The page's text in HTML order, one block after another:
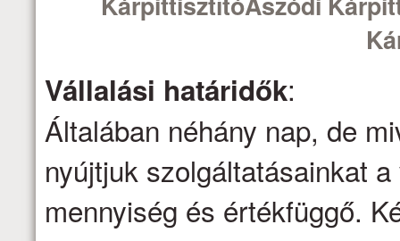
Vállalási határidők:
Általában néhány nap, de
nyújtjuk szolgáltatásainkat
mennyiség és értékfüggő.